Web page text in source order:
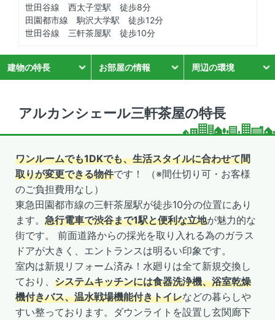
世田谷線 西太子堂駅 徒歩8分
田園都市線 駒沢大学駅 徒歩12分
世田谷線 三軒茶屋駅 徒歩10分
建物の特長 お部屋の情報 周辺の環境
アルカンシェール三軒茶屋の特長
ワンルームでも1DKでも、生活スタイルに合わせて間
取りが変更できる物件です！ （※間仕切り可・お客様
のご負担費用なし）
東急田園都市線の三軒茶屋駅が徒歩10分の位置にあり
ます。 急行電車で渋谷まで1駅と便利な立地が魅力的な
街です。 前面道路からの採光を取り入れる為のガラス
ドアが大きく、エントランスは明るい印象です。
室内は新規リフォーム済み！水廻りは全て新規交換し
ており、 システムキッチンには食器洗浄機、浴室乾燥
機付きバス、温水戦場機能付きトイレなどの暮らしや
すい整っております。ダウンライトを設置し玄関廊下